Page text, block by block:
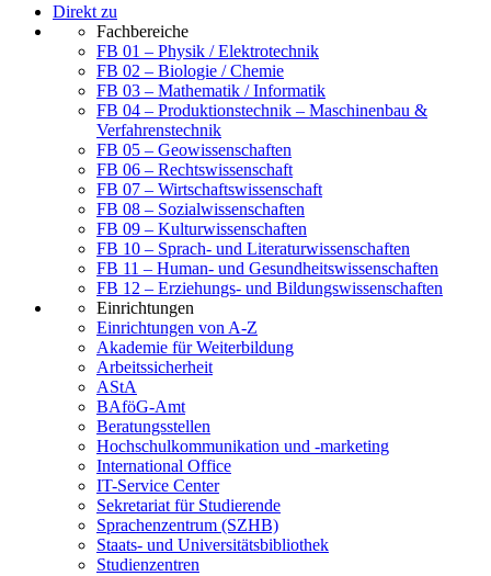
Direkt zu
Fachbereiche
FB 01 – Physik / Elektrotechnik
FB 02 – Biologie / Chemie
FB 03 – Mathematik / Informatik
FB 04 – Produktionstechnik – Maschinenbau &
Verfahrenstechnik
FB 05 – Geowissenschaften
FB 06 – Rechtswissenschaft
FB 07 – Wirtschaftswissenschaft
FB 08 – Sozialwissenschaften
FB 09 – Kulturwissenschaften
FB 10 – Sprach- und Literaturwissenschaften
FB 11 – Human- und Gesundheitswissenschaften
FB 12 – Erziehungs- und Bildungswissenschaften
Einrichtungen
Einrichtungen von A-Z
Akademie für Weiterbildung
Arbeitssicherheit
AStA
BAföG-Amt
Beratungsstellen
Hochschulkommunikation und -marketing
International Office
IT-Service Center
Sekretariat für Studierende
Sprachenzentrum (SZHB)
Staats- und Universitätsbibliothek
Studienzentren